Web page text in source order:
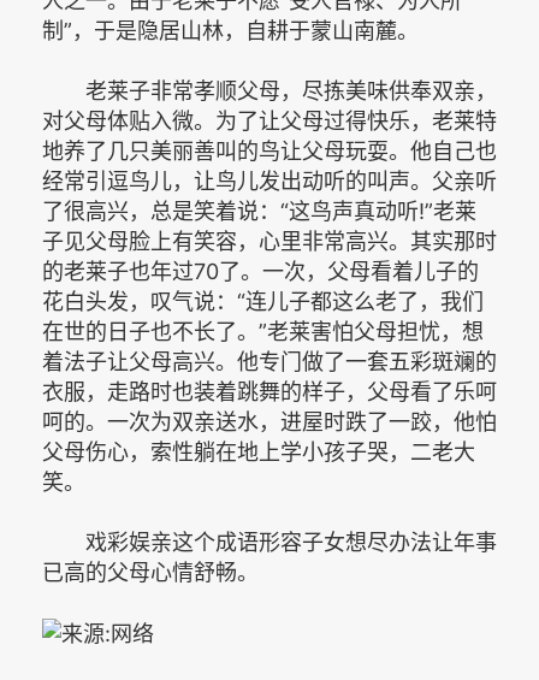
制”，于是隐居山林，自耕于蒙山南麓。­
老莱子非常孝顺父母，尽拣美味供奉双亲，
对父母体贴入微。为了让父母过得快乐，老莱特
地养了几只美丽善叫的鸟让父母玩耍。他自己也
经常引逗鸟儿，让鸟儿发出动听的叫声。父亲听
了很高兴，总是笑着说：“这鸟声真动听!”老莱
子见父母脸上有笑容，心里非常高兴。其实那时
的老莱子也年过70了。一次，父母看着儿子的
花白头发，叹气说：“连儿子都这么老了，我们
在世的日子也不长了。”老莱害怕父母担忧，想
着法子让父母高兴。他专门做了一套五彩斑斓的
衣服，走路时也装着跳舞的样子，父母看了乐呵
呵的。一次为双亲送水，进屋时跌了一跤，他怕
父母伤心，索性躺在地上学小孩子哭，二老大
笑。­
戏彩娱亲这个成语形容子女想尽办法让年事
已高的父母心情舒畅。­